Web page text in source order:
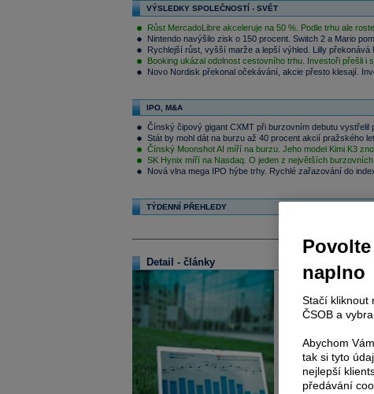
VÝSLEDKY SPOLEČNOSTÍ - SVĚT
Růst MercadoLibre akceleruje na 50 %. Podle trhu ale
Nintendo navýšilo zisk o 150 procent. Switch 2 a Mario
Rychlejší růst, vyšší marže a lepší výhled. Lilly překonává
Booking ukázal odolnost cestovního trhu. Investoři přešli i
Novo Nordisk překonal očekávání, akcie přesto klesají.
IPO, M&A
Čínský čipový gigant CXMT při burzovním debutu vystřelil
Stát by mohl dát na burzu až 40 procent akcií pražského
Čínský Moonshot AI míří na burzu. Jeho model Kimi K3
SK Hynix míří na Nasdaq. O jeden z největších
Nová vlna mega IPO hýbe trhy. Rychlé zařazování do
TÝDENNÍ PŘEHLEDY
Detail - články
Čínsky gigant
16.07.2013 8:28
naplno
Stačí kliknout
ČSOB a
Abychom
tak si tyto
nejlepší
předávání